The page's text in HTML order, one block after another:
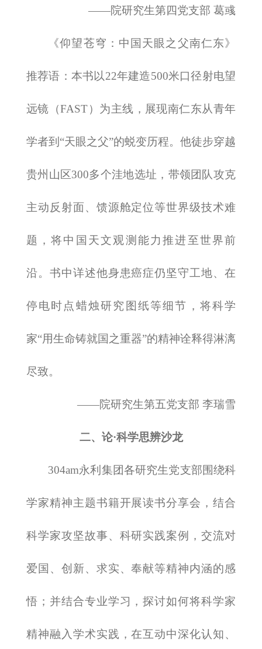
——院研究生第四党支部 葛彧
《仰望苍穹：中国天眼之父南仁东》
推荐语： 本书以22年建造500米口径射电望
远镜（FAST）为主线，展现南仁东从青年
学者到“天眼之父”的蜕变历程。他徒步穿越
贵州山区300多个洼地选址，带领团队攻克
主动反射面、馈源舱定位等世界级技术难
题，将中国天文观测能力推进至世界前
沿。书中详述他身患癌症仍坚守工地、在
停电时点蜡烛研究图纸等细节，将科学
家“用生命铸就国之重器”的精神诠释得淋漓
尽致。
——院研究生第五党支部 李瑞雪
二、论·科学思辨沙龙
​304am永利集团各研究生党支部围绕科
学家精神主题书籍开展读书分享会，结合
科学家攻坚故事、科研实践案例，交流对
爱国、创新、求实、奉献等精神内涵的感
悟；并结合专业学习，探讨如何将科学家
精神融入学术实践，在互动中深化认知、